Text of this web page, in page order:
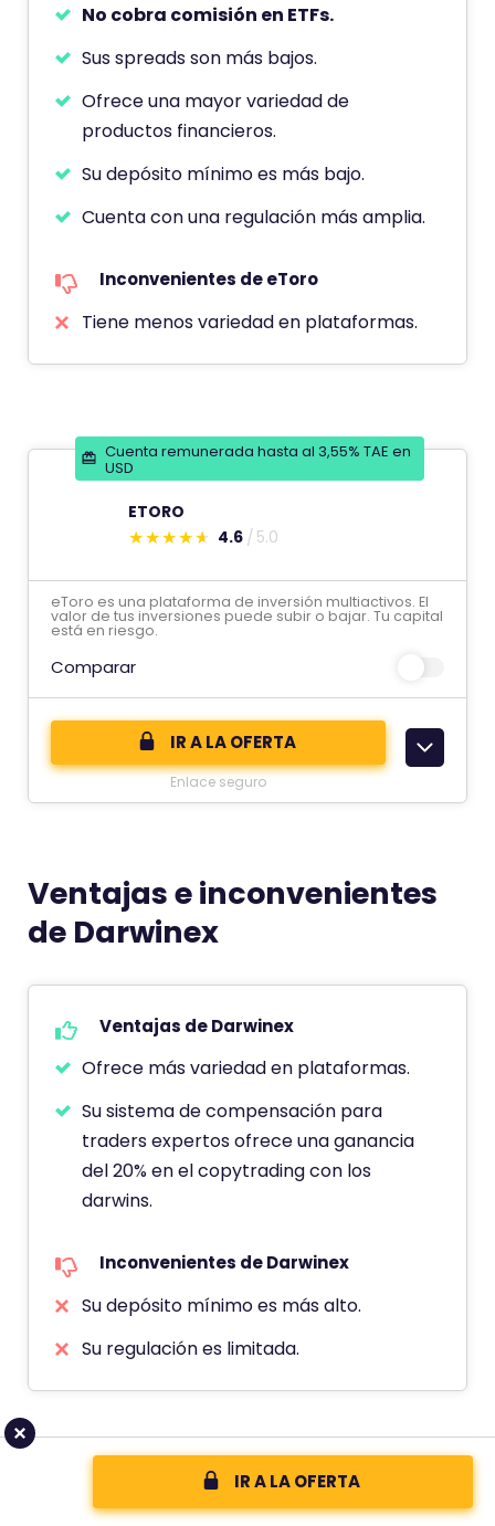
IR A LA OFERTA
No cobra comisión en ETFs.
Sus spreads son más bajos.
Ofrece una mayor variedad de
productos financieros.
Su depósito mínimo es más bajo.
Cuenta con una regulación más amplia.
Inconvenientes de eToro
Tiene menos variedad en plataformas.
Cuenta remunerada hasta al 3,55% TAE en
USD
ETORO
E
s
t
e
c
o
m
e
r
i
o
e
u
n
a
p
n
t
a
c
ó
d
4.6 5.0
eToro es una plataforma de inversión multiactivos. El
valor de tus inversiones puede subir o bajar. Tu capital
está en riesgo.
Comparar
IR A LA OFERTA
Enlace seguro
Ventajas e inconvenientes
de Darwinex
Ventajas de Darwinex
Ofrece más variedad en plataformas.
Su sistema de compensación para
traders expertos ofrece una ganancia
del 20% en el copytrading con los
darwins.
Inconvenientes de Darwinex
Su depósito mínimo es más alto.
Su regulación es limitada.
Conclusión – ¿Cuál es